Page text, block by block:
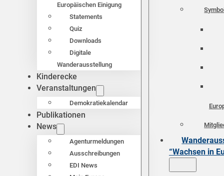
Europäischen Einigung
Statements
Quiz
Downloads
Digitale
Wanderausstellung
Kinderecke
Veranstaltungen
Demokratiekalendar
Publikationen
News
Agenturmeldungen
Ausschreibungen
EDI News
“Wachsen in